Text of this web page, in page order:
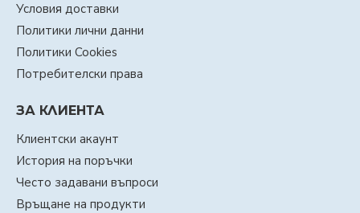
Условия доставки
Политики лични данни
Политики Cookies
Потребителски права
ЗА КЛИЕНТА
Клиентски акаунт
История на поръчки
Често задавани въпроси
Връщане на продукти